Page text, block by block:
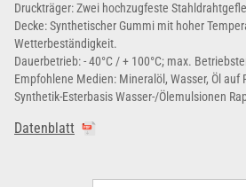
Druckträger: Zwei hochzugfeste
Decke: Synthetischer Gummi mit hoher
Wetterbeständigkeit.
Dauerbetrieb: - 40°C / + 100°C; max.
Empfohlene Medien: Mineralöl, Wasser, Öl auf
Synthetik-Esterbasis Wasser-/Ölemulsionen
Datenblatt